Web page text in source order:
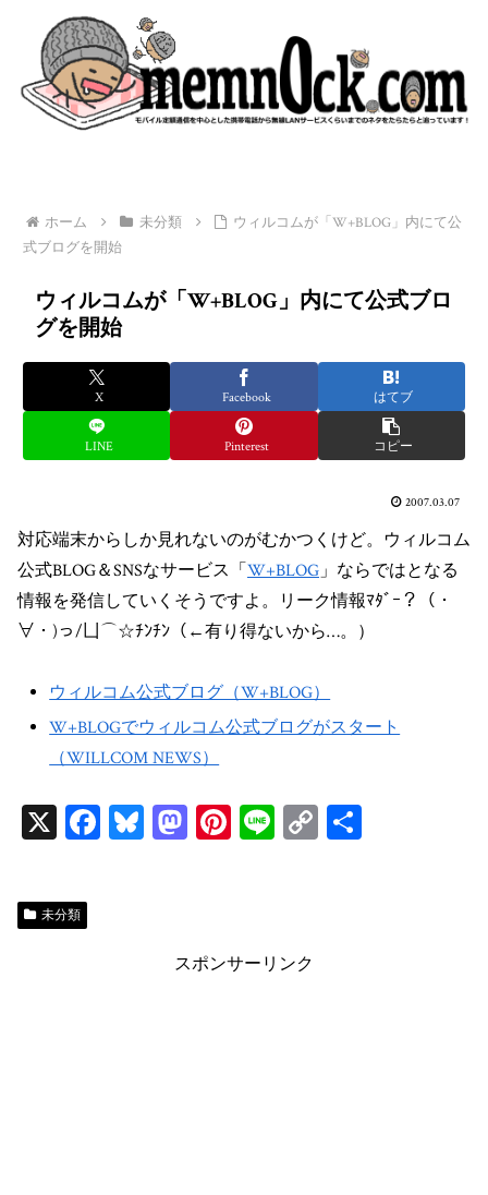
ホーム 未分類
ウィルコムが「W+BLOG」内にて公
式ブログを開始
ウィルコムが「W+BLOG」内にて公式ブロ
グを開始
X Facebook はてブ
LINE Pinterest コピー
2007.03.07
対応端末からしか見れないのがむかつくけど。ウィルコム
公式BLOG＆SNSなサービス「W+BLOG」ならではとなる
情報を発信していくそうですよ。リーク情報ﾏﾀﾞｰ？（・
∀・)っ/凵⌒☆ﾁﾝﾁﾝ（←有り得ないから…。）
ウィルコム公式ブログ（W+BLOG）
W+BLOGでウィルコム公式ブログがスタート
（WILLCOM NEWS）
X Fa Bl M
n
Pi
t
Li C
未分類
スポンサーリンク